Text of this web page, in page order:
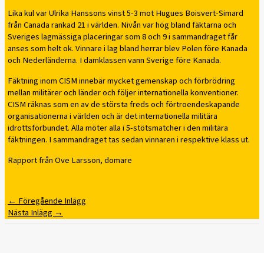
Lika kul var Ulrika Hanssons vinst 5-3 mot Hugues Boisvert-Simard
från Canada rankad 21 i världen. Nivån var hög bland fäktarna och
Sveriges lagmässiga placeringar som 8 och 9 i sammandraget får
anses som helt ok. Vinnare i lag bland herrar blev Polen före Kanada
och Nederländerna. I damklassen vann Sverige före Kanada.
Fäktning inom CISM innebär mycket gemenskap och förbrödring
mellan militärer och länder och följer internationella konventioner.
CISM räknas som en av de största freds och förtroendeskapande
organisationerna i världen och är det internationella militära
idrottsförbundet. Alla möter alla i 5-stötsmatcher i den militära
fäktningen. I sammandraget tas sedan vinnaren i respektive klass ut.
Rapport från Ove Larsson, domare
← Föregående Inlägg
Nästa Inlägg →